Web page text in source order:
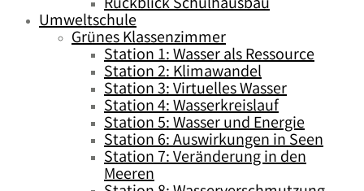
Umweltschule
Grünes Klassenzimmer
Station 1: Wasser als Ressource
Station 2: Klimawandel
Station 3: Virtuelles Wasser
Station 4: Wasserkreislauf
Station 5: Wasser und Energie
Station 6: Auswirkungen in Seen
Station 7: Veränderung in den
Meeren